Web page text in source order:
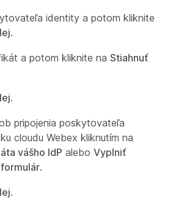
identity a potom kliknite
.
a potom kliknite na Stiahnuť
.
pripojenia poskytovateľa
cloudu Webex kliknutím na
vášho IdP alebo Vyplniť
.
.